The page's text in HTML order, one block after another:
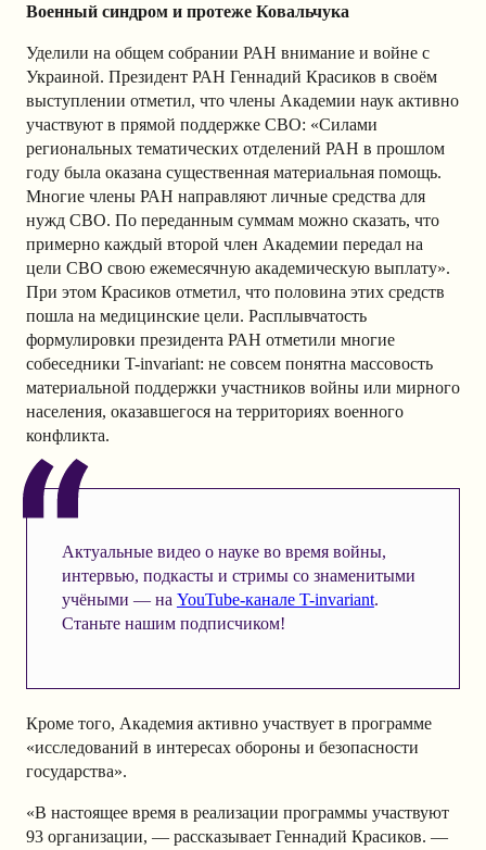
Военный синдром и протеже Ковальчука
Уделили на общем собрании РАН внимание и войне с
Украиной. Президент РАН Геннадий Красиков в своём
выступлении отметил, что члены Академии наук активно
участвуют в прямой поддержке СВО: «Силами
региональных тематических отделений РАН в прошлом
году была оказана существенная материальная помощь.
Многие члены РАН направляют личные средства для
нужд СВО. По переданным суммам можно сказать, что
примерно каждый второй член Академии передал на
цели СВО свою ежемесячную академическую выплату».
При этом Красиков отметил, что половина этих средств
пошла на медицинские цели. Расплывчатость
формулировки президента РАН отметили многие
собеседники T-invariant: не совсем понятна массовость
материальной поддержки участников войны или мирного
населения, оказавшегося на территориях военного
конфликта.
Актуальные видео о науке во время войны,
интервью, подкасты и стримы со знаменитыми
учёными — на YouTube-канале T-invariant.
Станьте нашим подписчиком!
Кроме того, Академия активно участвует в программе
«исследований в интересах обороны и безопасности
государства».
«В настоящее время в реализации программы участвуют
93 организации, — рассказывает Геннадий Красиков. —